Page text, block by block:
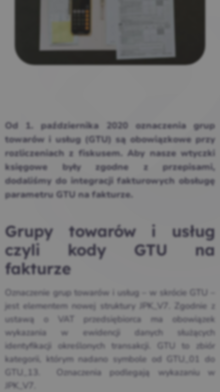
Od 1. października 2020 oznaczenia grup
towarów i usług (GTU) są obowiązkowe przy
rozliczeniach z fiskusem. Aby nasze wtyczki
księgowe były zgodne z przepisami,
dodaliśmy do integracji fakturowych obsługę
parametru GTU na fakturze.
Grupy towarów i usług
czyli kody GTU na
fakturze
Oznaczenie grup towarów i usług – w skrócie GTU –
jest elementem nowej struktury JPK_V7. Zgodnie z
ustawą o VAT przedsiębiorca ma obowiązek
wykazania w ewidencji danych służących
identyfikacji określonych transakcji. GTU to zbiór
kategorii, którym nadano symbole od GTU_01 do
GTU_13. Oznaczenia podlegają wykazaniu w
JPK_V7.